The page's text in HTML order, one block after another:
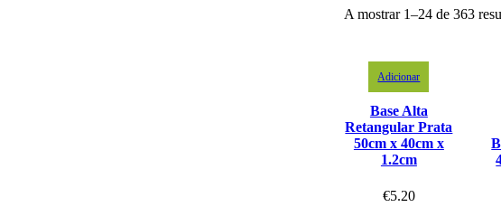
A mostrar 1–24 de 363
Adicionar
Base Alta
Retangular Prata
50cm x 40cm x
1.2cm
€5.20